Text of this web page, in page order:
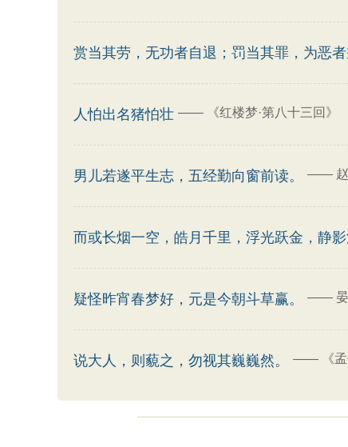
赏当其劳，无功者自退；罚当其罪，为恶者
人怕出名猪怕壮 —— 《红楼梦·第八十三回》
男儿若遂平生志，五经勤向窗前读。 ——
而或长烟一空，皓月千里，浮光跃金，静
疑怪昨宵春梦好，元是今朝斗草赢。 ——
说大人，则藐之，勿视其巍巍然。 —— 《